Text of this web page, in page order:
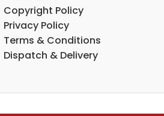
Copyright Policy
Privacy Policy
Terms & Conditions
Dispatch & Delivery